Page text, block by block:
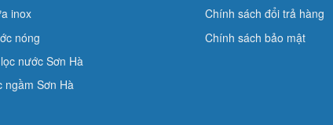
inox
nóng
nước Sơn Hà
ngầm Sơn Hà
Chính sách đổi trả hàng
Chính sách bảo mật